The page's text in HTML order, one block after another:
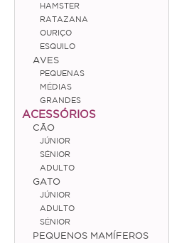
Furão
Gerbo
Degu
Hamster
Ratazana
Ouriço
Esquilo
Aves
Pequenas
HAMSTER
RATAZANA
OURIÇO
ESQUILO
AVES
PEQUENAS
MÉDIAS
GRANDES
ACESSÓRIOS
CÃO
JÚNIOR
SÉNIOR
ADULTO
GATO
JÚNIOR
ADULTO
SÉNIOR
PEQUENOS MAMÍFEROS